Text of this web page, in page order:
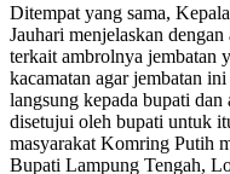
Ditempat yang sama,
Jauhari menjelaskan
terkait ambrolnya jembatan
kacamatan agar jembatan
langsung kepada bupati
disetujui oleh bupati untuk
masyarakat Komring Putih
Bupati Lampung Tengah,